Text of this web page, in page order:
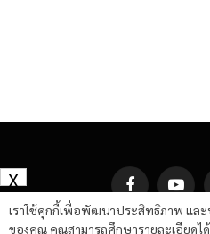
Facebook
เราใช้คุกกี้เพื่อพัฒนาประสิทธิภาพ แล
ของคุณ คุณสามารถศึกษารายละเอียดไ
X